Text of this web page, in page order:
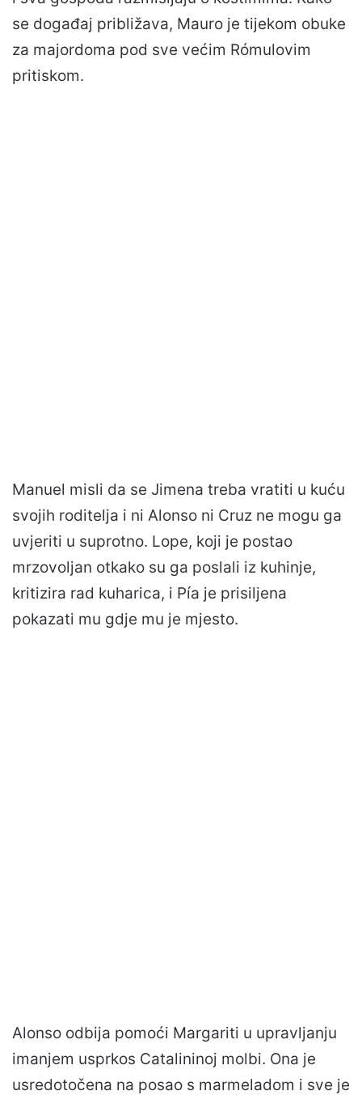
se događaj približava, Mauro je tijekom obuke
za majordoma pod sve većim Rómulovim
pritiskom.
Manuel misli da se Jimena treba vratiti u kuću
svojih roditelja i ni Alonso ni Cruz ne mogu ga
uvjeriti u suprotno. Lope, koji je postao
mrzovoljan otkako su ga poslali iz kuhinje,
kritizira rad kuharica, i Pía je prisiljena
pokazati mu gdje mu je mjesto.
Alonso odbija pomoći Margariti u upravljanju
imanjem usprkos Catalininoj molbi. Ona je
usredotočena na posao s marmeladom i sve je